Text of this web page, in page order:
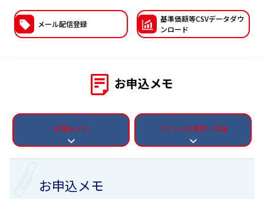
ESGへの取り組み
国内株式議決権行使の方針と判断基準
サステナビリティレポート等
メール配信登録
基準価額等CSVデータダウ
ンロード
お申込メモ
お申込メモ ファンドの費用・税金
お申込メモ